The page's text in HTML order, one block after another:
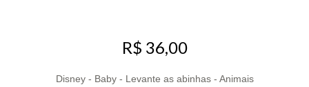
R$ 36,00
Disney - Baby - Levante as abinhas - Animais